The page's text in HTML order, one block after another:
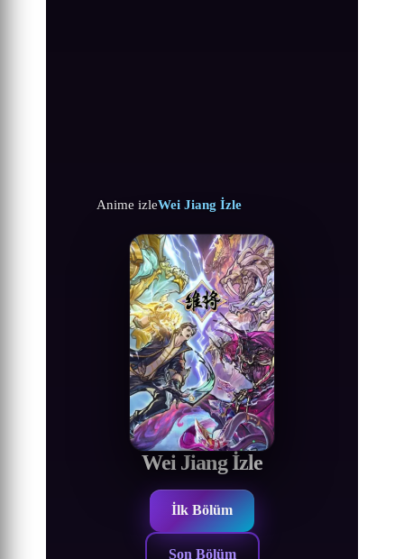
Anime izleWei Jiang İzle
Wei Jiang İzle
İlk Bölüm
Son Bölüm